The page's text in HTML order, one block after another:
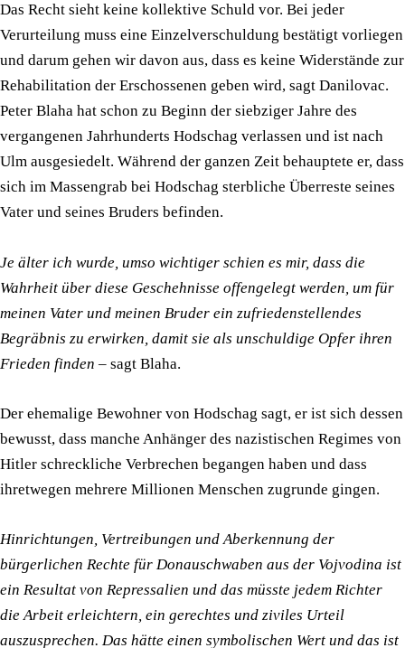
Das Recht sieht keine kollektive Schuld vor. Bei jeder
Verurteilung muss eine Einzelverschuldung bestätigt vorliegen
und darum gehen wir davon aus, dass es keine Widerstände zur
Rehabilitation der Erschossenen geben wird, sagt Danilovac.
Peter Blaha hat schon zu Beginn der siebziger Jahre des
vergangenen Jahrhunderts Hodschag verlassen und ist nach
Ulm ausgesiedelt. Während der ganzen Zeit behauptete er, dass
sich im Massengrab bei Hodschag sterbliche Überreste seines
Vater und seines Bruders befinden.
Je älter ich wurde, umso wichtiger schien es mir, dass die
Wahrheit über diese Geschehnisse offengelegt werden, um für
meinen Vater und meinen Bruder ein zufriedenstellendes
Begräbnis zu erwirken, damit sie als unschuldige Opfer ihren
Frieden finden – sagt Blaha.
Der ehemalige Bewohner von Hodschag sagt, er ist sich dessen
bewusst, dass manche Anhänger des nazistischen Regimes von
Hitler schreckliche Verbrechen begangen haben und dass
ihretwegen mehrere Millionen Menschen zugrunde gingen.
Hinrichtungen, Vertreibungen und Aberkennung der
bürgerlichen Rechte für Donauschwaben aus der Vojvodina ist
ein Resultat von Repressalien und das müsste jedem Richter
die Arbeit erleichtern, ein gerechtes und ziviles Urteil
auszusprechen. Das hätte einen symbolischen Wert und das ist